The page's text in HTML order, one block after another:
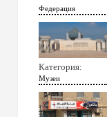
Федерация
Категория:
Музеи